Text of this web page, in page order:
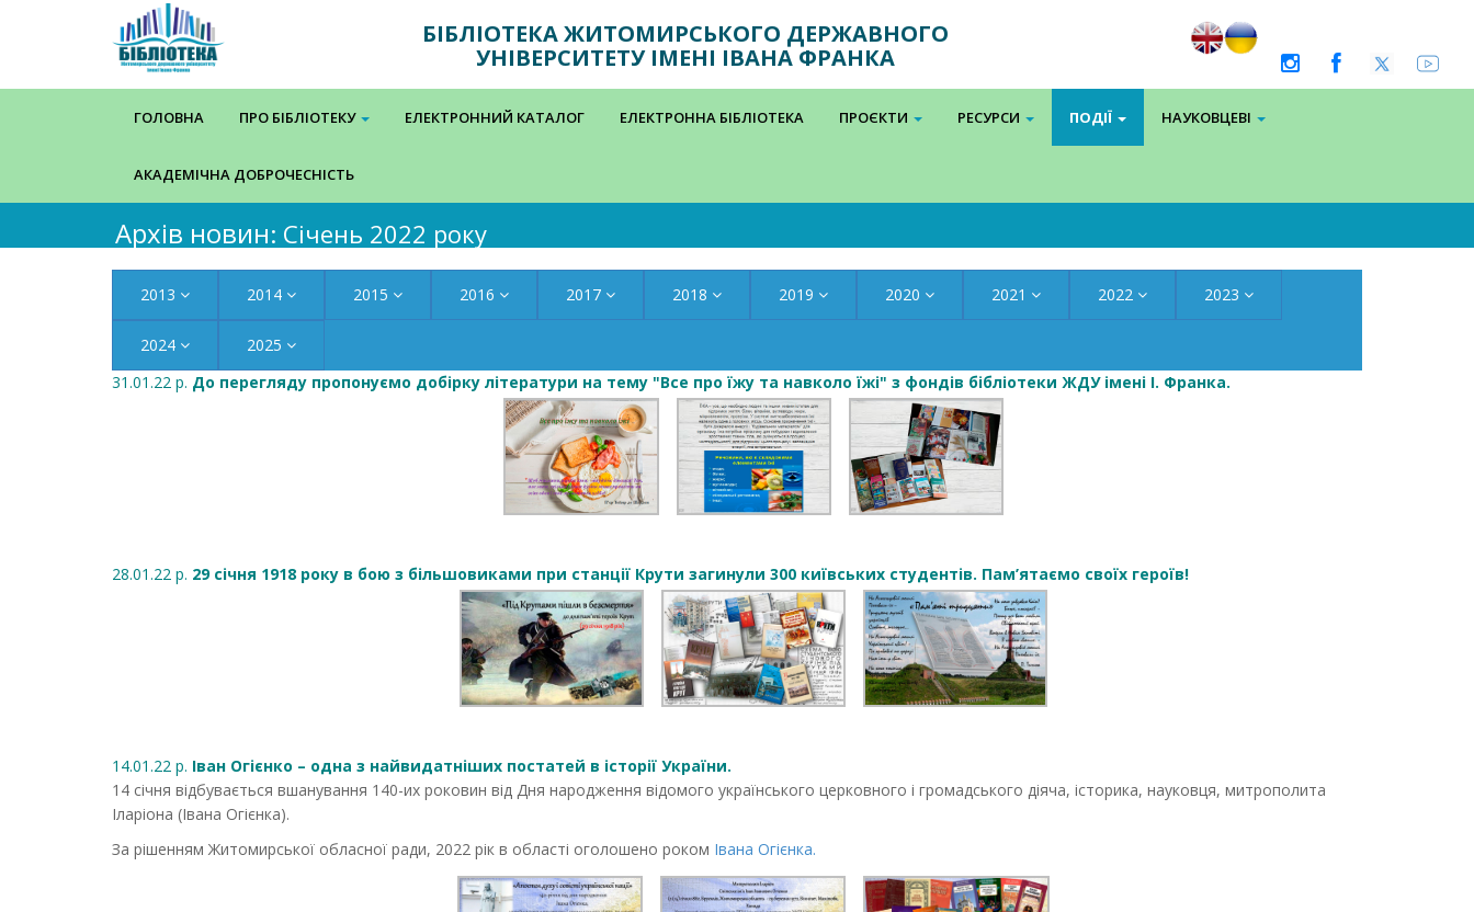
БІБЛІОТЕКА ЖИТОМИРСЬКОГО ДЕРЖАВНОГО
УНІВЕРСИТЕТУ ІМЕНІ ІВАНА ФРАНКА
ГОЛОВНА ПРО БІБЛІОТЕКУ ЕЛЕКТРОННИЙ КАТАЛОГ ЕЛЕКТРОННА БІБЛІОТЕКА ПРОЄКТИ РЕСУРСИ ПОДІЇ НАУКОВЦЕВІ
АКАДЕМІЧНА ДОБРОЧЕСНІСТЬ
Архів новин: Січень 2022 року
2013 2014 2015 2016 2017 2018 2019 2020 2021 2022 2023
2024
2025
31.01.22 р. До перегляду пропонуємо добірку літератури на тему "Все про їжу та навколо їжі" з фондів бібліотеки ЖДУ імені І. Франка.
28.01.22 р. 29 січня 1918 року в бою з більшовиками при станції Крути загинули 300 київських студентів. Пам’ятаємо своїх героїв!
14.01.22 р. Іван Огієнко – одна з найвидатніших постатей в історії України.
14 січня відбувається вшанування 140-их роковин від Дня народження відомого українського церковного і громадського діяча, історика, науковця, митрополита
Іларіона (Івана Огієнка).
За рішенням Житомирської обласної ради, 2022 рік в області оголошено роком Івана Огієнка.